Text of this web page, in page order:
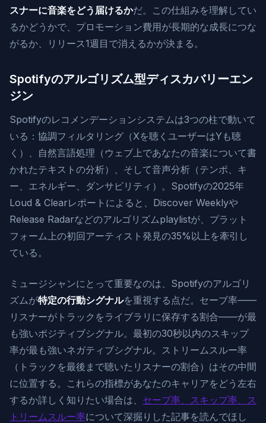
スナーに音楽をどう届けるかだ。この仕組みを理解してい
るかどうかで、プロモーション費用が長期的な成長につな
がるか、リリース1週目で消えるかが決まる。
Spotifyのアルゴリズム型ディスカバリーエン
ジン
Spotifyのレコメンデーションシステムは3つの柱で動いて
いる：協調フィルタリング（Xを聴くユーザーはYも聴
く）、自然言語処理（ウェブ上であなたの音楽について書
かれたテキストの分析）、そして音声分析（テンポ、キ
ー、エネルギー、ダンサビリティ）。Spotifyの2025年
Loud & Clearレポートによると、Discover Weeklyや
Release Radarなどのアルゴリズムplaylistが、プラット
フォーム上の初回アーティスト発見の35%以上を牽引し
ている。
ミュージシャンにとって重要なのは、Spotifyのアルゴリ
ズムが特定の行動シグナルを重視する点だ。セーブ率——
リスナーがトラックをライブラリに保存する割合——が最
も強いポジティブシグナル。最初の30秒以内のスキップ
率が最も強いネガティブシグナル。ストリームスルー率
（トラックを最後まで聴いたリスナーの割合）はその中間
に位置する。これらの指標があなたのキャリアをどう左右
するか詳しく知りたい場合は、 セーブ率、スキップ率、ス
トリームスルー率について深掘りした記事を読んでほし